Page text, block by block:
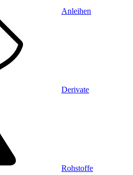
Anleihen
Derivate
Rohstoffe